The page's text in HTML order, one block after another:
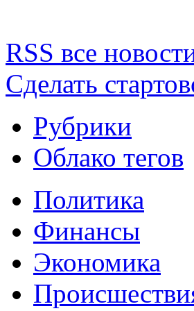
RSS все
Сделать
Рубрики
Облако тегов
Политика
Финансы
Экономика